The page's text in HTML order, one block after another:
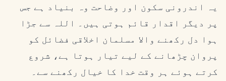
یہ اندرونی سکون اور وضاحت وہ بنیاد ہے جس
پر دیگر اقدار قائم ہوتی ہیں۔ اللہ سے جڑا
ہوا دل رکھنے والا مسلمان اخلاقی فضائل کو
پروان چڑھانے کے لیے تیار ہوتا ہے، شروع
کرتے ہوئے ہر وقت خدا کا خیال رکھنے سے۔